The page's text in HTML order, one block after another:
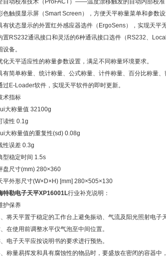
自动校准技术（ProFACT）——温度漂移触发的自动内部校准
色触摸显示屏（Smart Screen），方便天平称量菜单和参数设
有状态显示的外置红外感应器选件（ErgoSens），实现天平
置RS232通讯接口和灵活的6种通讯接口选件（RS232、
设备。
化天平适应性的称量参数设置，满足不同称量环境要求。
有简单称量、统计称量、公式称量、计件称量、百分比称量
过E-Loader软件，实现天平软件的即时更新。
术指标
大称量值 32100g
读性 0.1g
大称量值的重复性(sd) 0.08g
性误差 0.3g
型稳定时间 1.5s
盘尺寸(mm) 280×360
平外形尺寸(W×D×H) [mm] 280×505×130
特勒电子天平XP16001L行业补充说明：
护保养
将天平置于稳定的工作台上避免振动、气流及阳光照射电子天
在使用前调整水平仪气泡至中间位置。
电子天平应按说明书的要求进行预热。
称量易挥发和具有腐蚀性的物品时，要盛放在密闭的容器中